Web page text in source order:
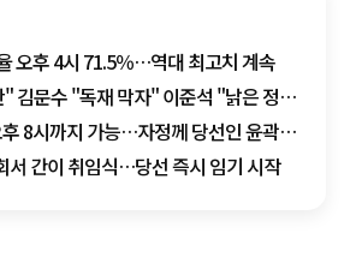
오후 4시 71.5％…역대 최고치 계속
김문수 "독재 막자" 이준석 "낡은 정치
8시까지 가능…자정께 당선인 윤곽
서 간이 취임식…당선 즉시 임기 시작